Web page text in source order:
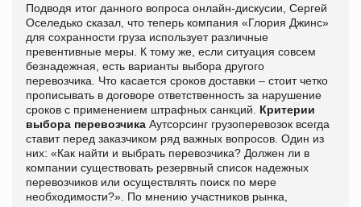
Подводя итог данного вопроса онлайн-дискусии, Сергей
Оселедько сказал, что теперь компания «Глория Джинс»
для сохранности груза использует различные
превентивные меры. К тому же, если ситуация совсем
безнадежная, есть варианты выбора другого
перевозчика. Что касается сроков доставки – стоит четко
прописывать в договоре ответственность за нарушение
сроков с применением штрафных санкций. Критерии
выбора перевозчика Аутсорсинг грузоперевозок всегда
ставит перед заказчиком ряд важных вопросов. Один из
них: «Как найти и выбрать перевозчика? Должен ли в
компании существовать резервный список надежных
перевозчиков или осуществлять поиск по мере
необходимости?». По мнению участников рынка,